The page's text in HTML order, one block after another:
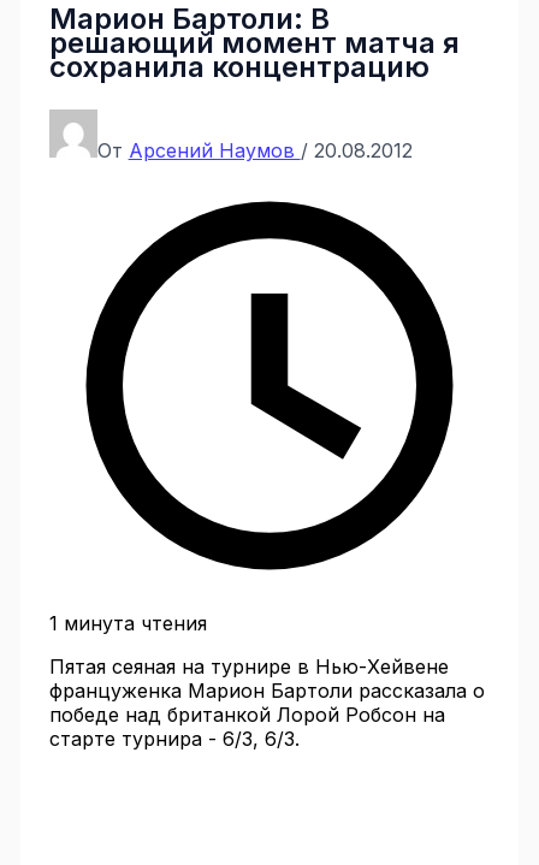
Марион Бартоли: В
решающий момент матча я
сохранила концентрацию
От Арсений Наумов / 20.08.2012
1 минута чтения
Пятая сеяная на турнире в Нью-Хейвене
француженка Марион Бартоли рассказала о
победе над британкой Лорой Робсон на
старте турнира - 6/3, 6/3.